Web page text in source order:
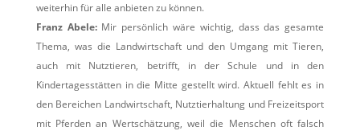
weiterhin für alle anbieten zu können.
Franz Abele:Mir persönlich wäre wichtig, dass das gesamte
Thema, was die Landwirtschaft und den Umgang mit Tieren,
auch mit Nutztieren, betrifft, in der Schule und in den
Kindertagesstätten in die Mitte gestellt wird. Aktuell fehlt es in
den Bereichen Landwirtschaft, Nutztierhaltung und Freizeitsport
mit Pferden an Wertschätzung, weil die Menschen oft falsch